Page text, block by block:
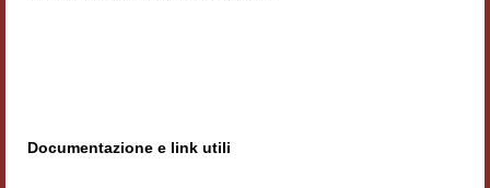
Documentazione e link utili